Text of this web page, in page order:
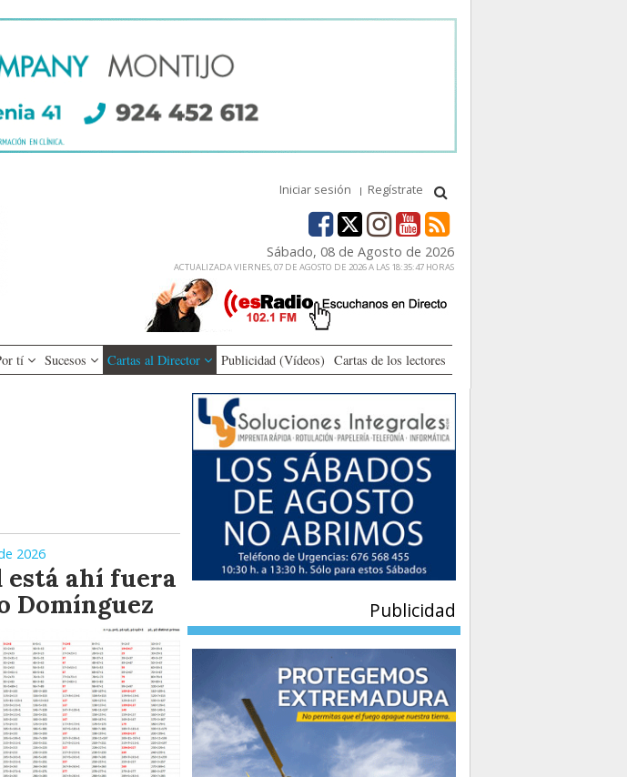
Iniciar sesión Regístrate
Sábado, 08 de Agosto de 2026
ACTUALIZADA VIERNES, 07 DE AGOSTO DE 2026 A LAS 18:35:47 HORAS
tí Sucesos Cartas al Director Publicidad (Vídeos) Cartas de los lectores
2026
está ahí fuera
Domínguez
Publicidad